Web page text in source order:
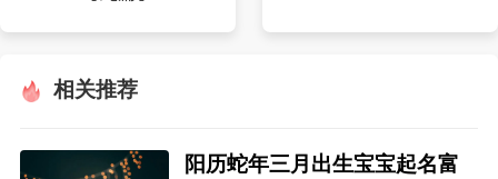
相关推荐
阳历蛇年三月出生宝宝起名富